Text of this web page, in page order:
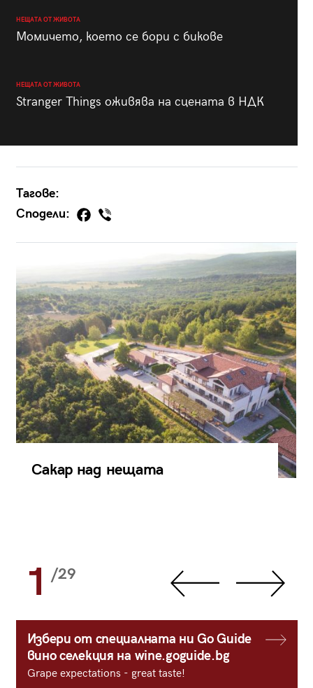
НЕЩАТА ОТ ЖИВОТА
Момичето, което се бори с бикове
НЕЩАТА ОТ ЖИВОТА
Stranger Things оживява на сцената в НДК
Тагове:
Сподели:
Сакар над нещата
1 /29
Избери от специалната ни Go Guide
вино селекция на wine.goguide.bg
Grape expectations - great taste!